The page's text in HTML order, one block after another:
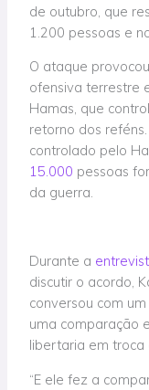
de outubro, que
1.200 pessoas e
O ataque
ofensiva terrestre
Hamas, que
retorno dos
controlado pelo
15.000 pessoas
da guerra.
Durante a
discutir o acordo,
conversou com
uma comparação
libertaria em troca
“E ele fez a